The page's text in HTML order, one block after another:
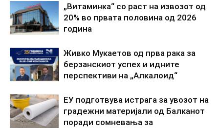
„Витаминка“ со раст на извозот од
20% во првата половина од 2026
година
Живко Мукаетов од прва рака за
берзанскиот успех и идните
перспективи на „Алкалоид“
ЕУ подготвува истрага за увозот на
градежни материјали од Балканот
поради сомневања за